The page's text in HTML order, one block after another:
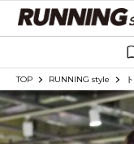
TOP RUNNING style